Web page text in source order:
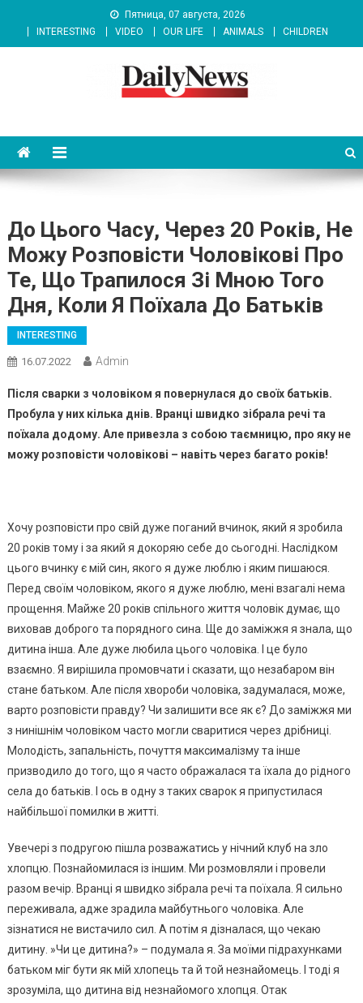
content
Пятница, 07 августа, 2026
INTERESTING
VIDEO OUR LIFE ANIMALS CHILDREN
До Цього Часу, Через 20 Років, Не
Можу Розповісти Чоловікові Про
Те, Що Трапилося Зі Мною Того
Дня, Коли Я Поїхала До Батьків
INTERESTING
16.07.2022 Admin
Після сварки з чоловіком я повернулася до своїх батьків.
Пробула у них кілька днів. Вранці швидко зібрала речі та
поїхала додому. Але привезла з собою таємницю, про яку не
можу розповісти чоловікові – навіть через багато років!
Хочу розповісти про свій дуже поганий вчинок, який я зробила
20 років тому і за який я докоряю себе до сьогодні. Наслідком
цього вчинку є мій син, якого я дуже люблю і яким пишаюся.
Перед своїм чоловіком, якого я дуже люблю, мені взагалі нема
прощення. Майже 20 років спільного життя чоловік думає, що
виховав доброго та порядного сина. Ще до заміжжя я знала, що
дитина інша. Але дуже любила цього чоловіка. І це було
взаємно. Я вирішила промовчати і сказати, що незабаром він
стане батьком. Але після хвороби чоловіка, задумалася, може,
варто розповісти правду? Чи залишити все як є? До заміжжя ми
з нинішнім чоловіком часто могли сваритися через дрібниці.
Молодість, запальність, почуття максималізму та інше
призводило до того, що я часто ображалася та їхала до рідного
села до батьків. І ось в одну з таких сварок я припустилася
найбільшої помилки в житті.
Увечері з подругою пішла розважатись у нічний клуб на зло
хлопцю. Познайомилася із іншим. Ми розмовляли і провели
разом вечір. Вранці я швидко зібрала речі та поїхала. Я сильно
переживала, адже зрадила майбутнього чоловіка. Але
зізнатися не вистачило сил. А потім я дізналася, що чекаю
дитину. »Чи це дитина?» – подумала я. За моїми підрахунками
батьком міг бути як мій хлопець та й той незнайомець. І тоді я
зрозуміла, що дитина від незнайомого хлопця. Отак